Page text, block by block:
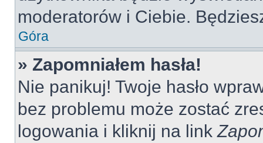
moderatorów i Ciebie.
Góra
» Zapomniałem hasła!
Nie panikuj! Twoje hasło
bez problemu może zostać
logowania i kliknij na link